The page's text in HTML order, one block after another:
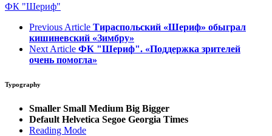
ФК "Шериф"
Previous Article Тираспольский «Шериф» обыграл
кишиневский «Зимбру»
Next Article ФК "Шериф". «Поддержка зрителей
очень помогла»
Typography
Smaller Small Medium Big Bigger
Default Helvetica Segoe Georgia Times
Reading Mode